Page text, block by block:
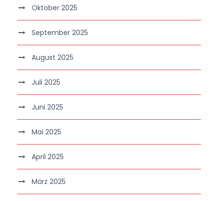
Oktober 2025
September 2025
August 2025
Juli 2025
Juni 2025
Mai 2025
April 2025
März 2025